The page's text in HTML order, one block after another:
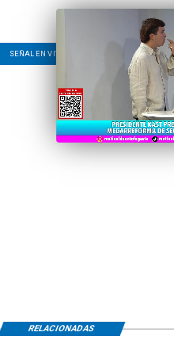
SEÑAL EN VIVO CONTACTO
RELACIONADAS